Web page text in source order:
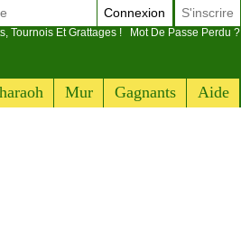
Mur Gagnants Aide
Connexion S'inscrire
Tournois Et Grattages ! Mot De Passe Perdu ?